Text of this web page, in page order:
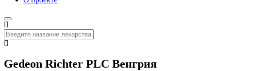
Gedeon Richter PLC Венгрия